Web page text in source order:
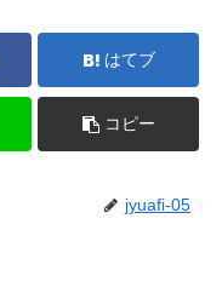
はてブ
コピー
jyuafi-05